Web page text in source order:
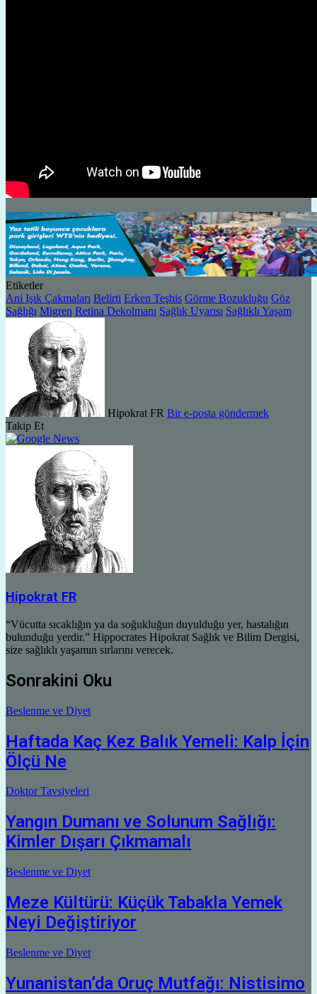
Etiketler
Ani Işık Çakmaları Belirti Erken Teşhis Görme Bozukluğu Göz
Sağlığı Migren Retina Dekolmanı Sağlık Uyarısı Sağlıklı Yaşam
Hipokrat FR Bir e-posta göndermek
Takip Et
Hipokrat FR
“Vücutta sıcaklığın ya da soğukluğun duyulduğu yer, hastalığın
bulunduğu yerdir.” Hippocrates Hipokrat Sağlık ve Bilim Dergisi,
size sağlıklı yaşamın sırlarını verecek.
Sonrakini Oku
Beslenme ve Diyet
Haftada Kaç Kez Balık Yemeli: Kalp İçin
Ölçü Ne
Doktor Tavsiyeleri
Yangın Dumanı ve Solunum Sağlığı:
Kimler Dışarı Çıkmamalı
Beslenme ve Diyet
Meze Kültürü: Küçük Tabakla Yemek
Neyi Değiştiriyor
Beslenme ve Diyet
Yunanistan’da Oruç Mutfağı: Nistisimo